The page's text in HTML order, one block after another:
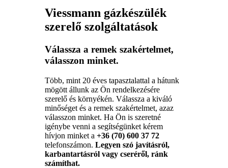
Viessmann gázkészülék
szerelő szolgáltatások
Válassza a remek szakértelmet,
válasszon minket.
Több, mint 20 éves tapasztalattal a hátunk
mögött állunk az Ön rendelkezésére
szerelő és környékén. Válassza a kiváló
minőséget és a remek szakértelmet, azaz
válasszon minket. Ha Ön is szeretné
igénybe venni a segítségünket kérem
hívjon minket a +36 (70) 600 37 72
telefonszámon. Legyen szó javításról,
karbantartásról vagy cseréről, ránk
számíthat.